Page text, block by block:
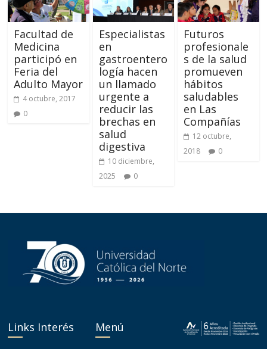
Facultad de
Medicina
participó en
Feria del
Adulto Mayor
4 octubre, 2017
0
Especialistas
en
gastroentero
logía hacen
un llamado
urgente a
reducir las
brechas en
salud
digestiva
10 diciembre,
2025
0
Futuros
profesionale
s de la salud
promueven
hábitos
saludables
en Las
Compañías
12 octubre,
2018
0
Links Interés Menú